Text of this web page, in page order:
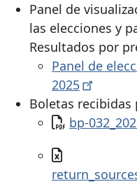
Panel de
las elecciones y
Resultados por
Panel de
2025
Boletas recibidas
Documento
bp-
Documento